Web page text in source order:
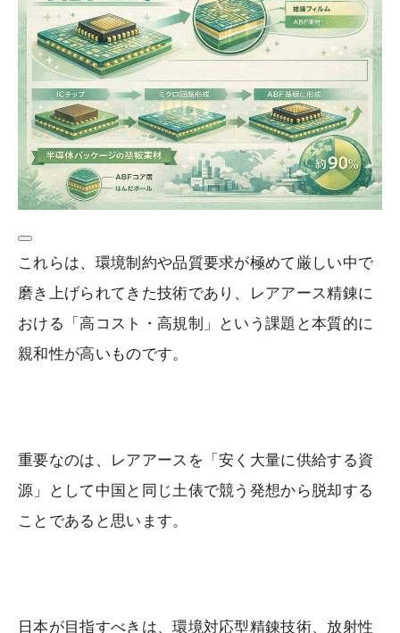
これらは、環境制約や品質要求が極めて厳しい中で
磨き上げられてきた技術であり、レアアース精錬に
おける「高コスト・高規制」という課題と本質的に
親和性が高いものです。
重要なのは、レアアースを「安く大量に供給する資
源」として中国と同じ土俵で競う発想から脱却する
ことであると思います。
日本が目指すべきは、環境対応型精錬技術、放射性